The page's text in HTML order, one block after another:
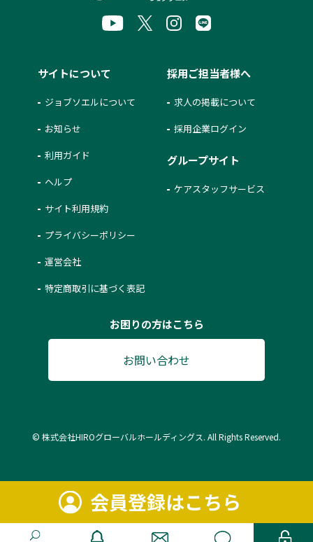
会員登録はこちら
サイトについて
ジョブソエルについて
お知らせ
利用ガイド
ヘルプ
サイト利用規約
プライバシーポリシー
運営会社
特定商取引に基づく表記
採用ご担当者様へ
求人の掲載について
採用企業ログイン
グループサイト
ケアスタッフサービス
お困りの方はこちら
お問い合わせ
© 株式会社HIROグローバルホールディングス. All Rights Reserved.